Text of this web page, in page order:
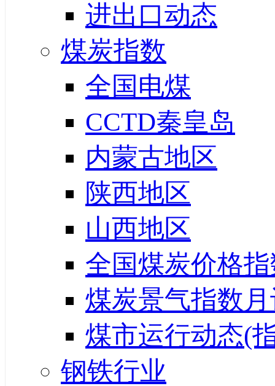
进出口动态
煤炭指数
全国电煤
CCTD秦皇岛
内蒙古地区
陕西地区
山西地区
全国煤炭价格
煤炭景气指数
煤市运行动态(
钢铁行业